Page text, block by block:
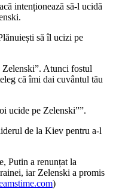
intenționează să-l ucidă
să îl ucizi pe
Atunci fostul
că îmi dai cuvântul tău
ucide pe Zelenski””.
de la Kiev pentru a-l
Putin a renunțat la
iar Zelenski a promis
)